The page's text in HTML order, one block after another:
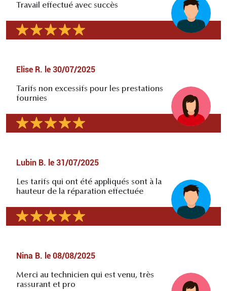
Travail effectué avec succès
Elise R. le 30/07/2025
Tarifs non excessifs pour les prestations
fournies
Lubin B. le 31/07/2025
Les tarifs qui ont été appliqués sont à la
hauteur de la réparation effectuée
Nina B. le 08/08/2025
Merci au technicien qui est venu, très
rassurant et pro